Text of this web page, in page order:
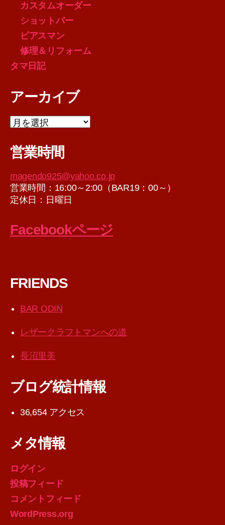
カスタムオーダー
ショットバー
ピアスマン
修理＆リフォーム
タマ日記
アーカイブ
ア
イ
営業時間
magendo925@yahoo.co.jp
営業時間：16:00～2:00（BAR19：00～）
定休日：日曜日
Facebookページ
FRIENDS
BAR ODIN
レザークラフトマンへの道
長沼里美
ブログ統計情報
36,654 アクセス
メタ情報
ログイン
投稿フィード
コメントフィード
WordPress.org